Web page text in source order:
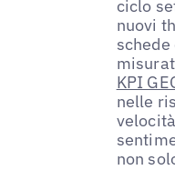
ciclo
nuovi
KPI
nelle
non